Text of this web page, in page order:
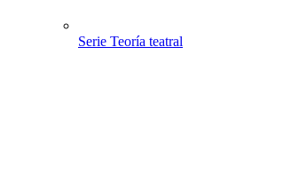
Serie Teoría teatral